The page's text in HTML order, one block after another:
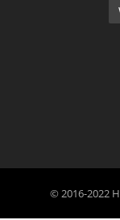
© 2016-2022